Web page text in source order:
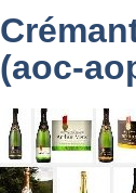
(aoc-